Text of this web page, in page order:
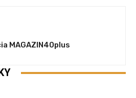
MAGAZIN40plus